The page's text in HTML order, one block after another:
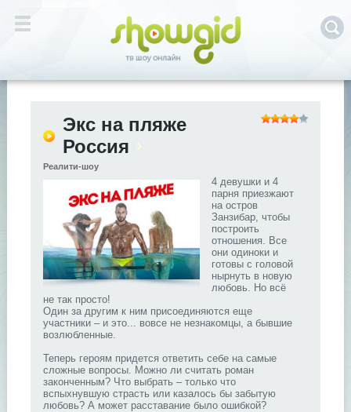
Экс на пляже
Россия
Реалити-шоу
4 девушки и 4
парня приезжают
на остров
Занзибар, чтобы
построить
отношения. Все
они одиноки и
готовы с головой
нырнуть в новую
любовь. Но всё
не так просто!
Один за другим к ним присоединяются еще
участники – и это... вовсе не незнакомцы, а бывшие
возлюбленные.
Теперь героям придется ответить себе на самые
сложные вопросы. Можно ли считать роман
законченным? Что выбрать – только что
вспыхнувшую страсть или казалось бы забытую
любовь? А может расставание было ошибкой?